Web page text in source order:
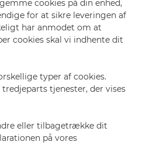
cookies på din enhed,
for at sikre leveringen af
har anmodet om at
cookies skal vi indhente dit
typer af cookies.
tjenester, der vises
eller tilbagetrække dit
på vores